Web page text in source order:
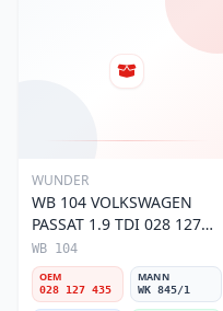
WUNDER
WB 104 VOLKSWAGEN
PASSAT 1.9 TDI 028 127
435 Yakıt/Mazot Filtresi
WB 104
OEM
028 127 435
MANN
WK 845/1